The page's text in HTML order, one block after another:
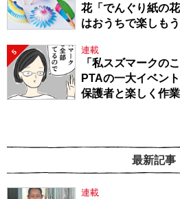
花「でんぐり紙の
はおうちで楽しもう
5 連載
「私スズマークの
PTAの一大イベン
保護者と楽しく作
最新記事
連載